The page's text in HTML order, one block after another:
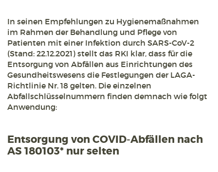
In seinen Empfehlungen zu Hygienemaßnahmen
im Rahmen der Behandlung und Pflege von
Patienten mit einer Infektion durch SARS-CoV-2
(Stand: 22.12.2021) stellt das RKI klar, dass für die
Entsorgung von Abfällen aus Einrichtungen des
Gesundheitswesens die Festlegungen der LAGA-
Richtlinie Nr. 18 gelten. Die einzelnen
Abfallschlüsselnummern finden demnach wie folgt
Anwendung:
Entsorgung von COVID-Abfällen nach
AS 180103* nur selten